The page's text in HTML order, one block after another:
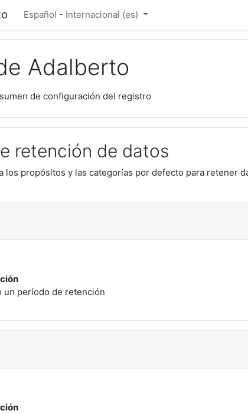
Español - Internacional ‎(es)‎
Adalberto
de configuración del registro
retención de datos
los propósitos y las categorías por defecto para retener
un período de retención